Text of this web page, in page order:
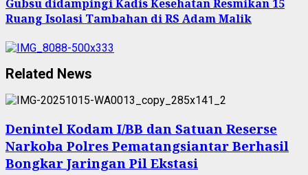
Gubsu didampingi Kadis Kesehatan Resmikan 15
Ruang Isolasi Tambahan di RS Adam Malik
Related News
Denintel Kodam I/BB dan Satuan Reserse
Narkoba Polres Pematangsiantar Berhasil
Bongkar Jaringan Pil Ekstasi